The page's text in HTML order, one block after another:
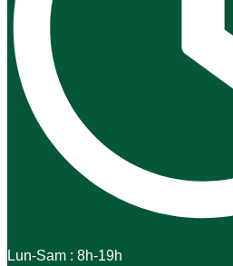
Lun-Sam : 8h-19h